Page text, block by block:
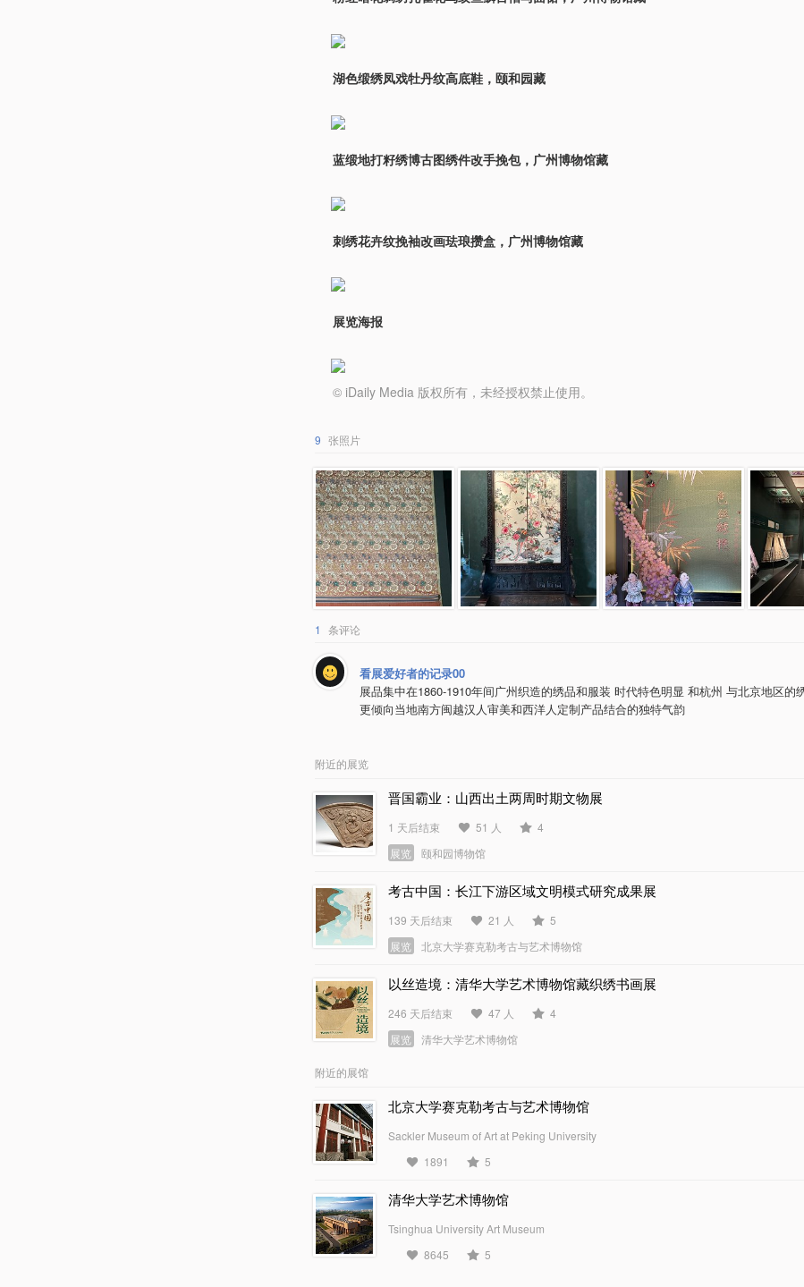
湖色缎绣凤戏牡丹纹高底鞋，颐和园藏
蓝缎地打籽绣博古图绣件改手挽包，广州博物馆藏
刺绣花卉纹挽袖改画珐琅攒盒，广州博物馆藏
展览海报
© iDaily Media 版权所有，未经授权禁止使用。
9 张照片
1 条评论
看展爱好者的记录00
展品集中在1860-1910年间广州织造的绣品和服装 时代特色明显 和杭州 与北京地区的
更倾向当地南方闽越汉人审美和西洋人定制产品结合的独特气韵
附近的展览
晋国霸业：山西出土两周时期文物展
1 天后结束 51 人
4
展览
颐和园博物馆
考古中国：长江下游区域文明模式研究成果展
139 天后结束 21 人
5
展览
北京大学赛克勒考古与艺术博物馆
以丝造境：清华大学艺术博物馆藏织绣书画展
246 天后结束 47 人
4
展览
清华大学艺术博物馆
附近的展馆
北京大学赛克勒考古与艺术博物馆
Sackler Museum of Art at Peking University
1891
5
清华大学艺术博物馆
Tsinghua University Art Museum
8645
5